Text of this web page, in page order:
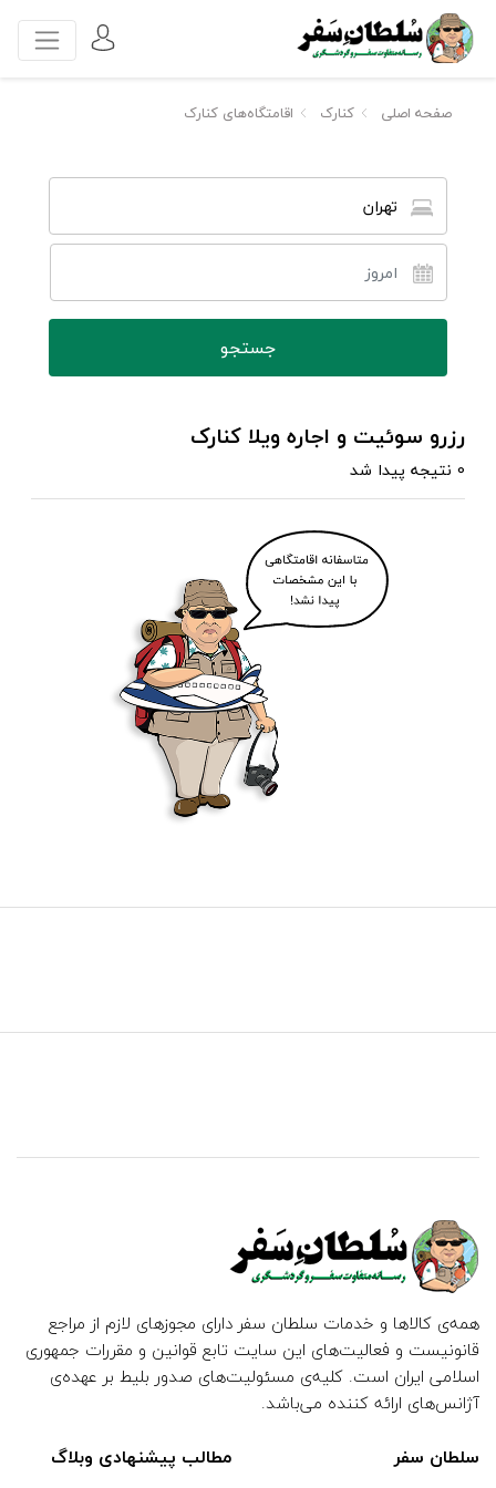
صفحه اصلی کنارک اقامتگاه‌های کنارک
تهران
رزرو سوئیت و اجاره ویلا کنارک
0 نتیجه پیدا شد
همه‌ی کالاها و خدمات سلطان سفر دارای مجوزهای لازم از مراجع
قانونیست و فعالیت‌های این سایت تابع قوانین و مقررات جمهوری
اسلامی ایران است. کلیه‌ی مسئولیت‌های صدور بلیط بر عهده‌ی
آژانس‌های ارائه کننده می‌باشد.
سلطان سفر مطالب پیشنهادی وبلاگ